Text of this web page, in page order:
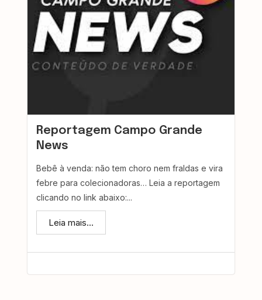
Reportagem Campo Grande
News
Bebê à venda: não tem choro nem fraldas e vira
febre para colecionadoras… Leia a reportagem
clicando no link abaixo:...
Leia mais...